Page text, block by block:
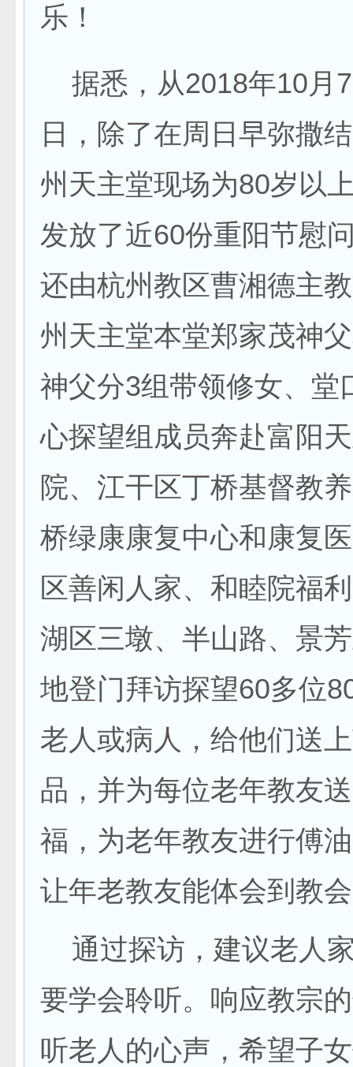
乐！
据悉，从2018年10月
日，除了在周日早弥撒
州天主堂现场为80岁以
发放了近60份重阳节慰
还由杭州教区曹湘德主
州天主堂本堂郑家茂神
神父分3组带领修女、堂
心探望组成员奔赴富阳
院、江干区丁桥基督教
桥绿康康复中心和康复
区善闲人家、和睦院福
湖区三墩、半山路、景
地登门拜访探望60多位
老人或病人，给他们送
品，并为每位老年教友
福，为老年教友进行傅
让年老教友能体会到教
通过探访，建议老人
要学会聆听。响应教宗
听老人的心声，希望子